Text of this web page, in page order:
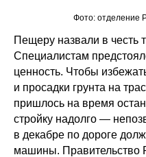
Фото: отделение
Пещеру назвали в честь
Специалистам
ценность. Чтобы
и просадки грунта на
пришлось на время
стройку надолго —
в декабре по дороге
машины. Правительство